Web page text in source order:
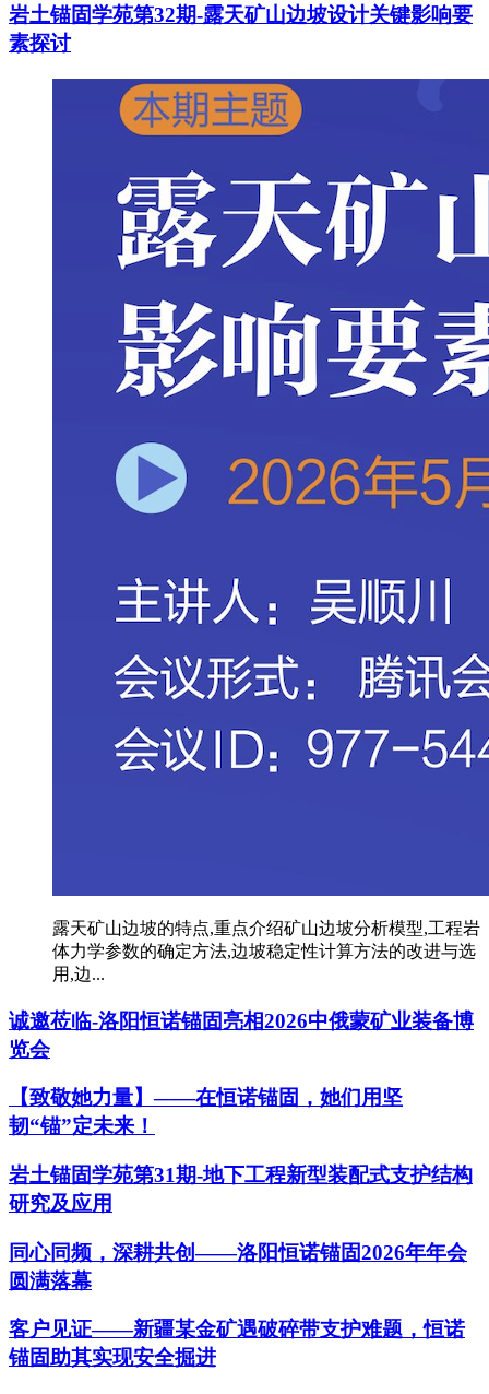
岩土锚固学苑第32期-露天矿山边坡设计关键影响要
素探讨
露天矿山边坡的特点,重点介绍矿山边坡分析模型,工程岩
体力学参数的确定方法,边坡稳定性计算方法的改进与选
用,边...
诚邀莅临-洛阳恒诺锚固亮相2026中俄蒙矿业装备博
览会
【致敬她力量】——在恒诺锚固，她们用坚
韧“锚”定未来！
岩土锚固学苑第31期-地下工程新型装配式支护结构
研究及应用
同心同频，深耕共创——洛阳恒诺锚固2026年年会
圆满落幕
客户见证——新疆某金矿遇破碎带支护难题，恒诺
锚固助其实现安全掘进